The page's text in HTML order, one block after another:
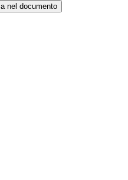
nel documento